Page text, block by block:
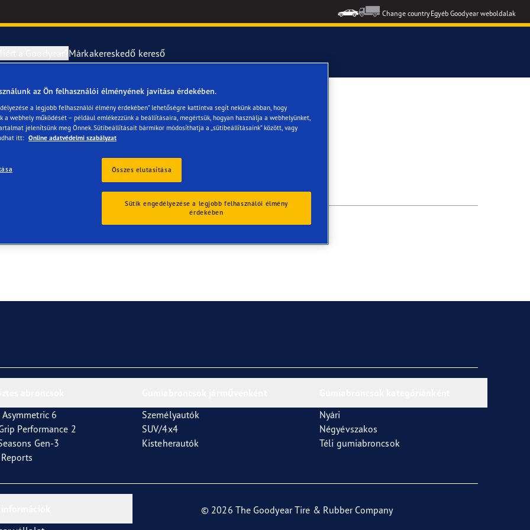
Change countryEgyéb Goodyear weboldalak
szerelése és cseréje
tudnivalók
RACING
F1 SuperSport
UltraGrip Performance 3
Márkakereskedő kereső
Kft.
Asymmetric 6
Performance 2
Gen-3
Személyautók
SUV/4x4
Kisteherautók
Nyári
Négyévszakos
Téli gumiabroncsok
© 2026 The Goodyear Tire & Rubber Company
az Ön felhasználói élményének javítása érdekében.
a legjobb felhasználói élmény érdekében” lehetőségre kattintva segít nekünk abban, hogy
a webhely működését – például emlékezzünk a beállításaira, megértsük, hogyan használja a webhelyünket,
jelenítsünk meg Önnek. Sütibeállításait bármikor módosíthatja a „sütibeállításaink” között, vagy
itt: Online adatvédelmi szabályzat
Összes elutasítása
Sütik engedélyezése a legjobb felhasználói élmény
érdekében